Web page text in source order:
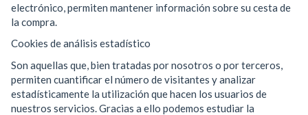
electrónico, permiten mantener información sobre su cesta de
la compra.
Cookies de análisis estadístico
Son aquellas que, bien tratadas por nosotros o por terceros,
permiten cuantificar el número de visitantes y analizar
estadísticamente la utilización que hacen los usuarios de
nuestros servicios. Gracias a ello podemos estudiar la